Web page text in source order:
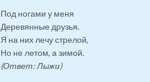
Под ногами у меня
Деревянные друзья.
Я на них лечу стрелой,
Но не летом, а зимой.
(Ответ: Лыжи)